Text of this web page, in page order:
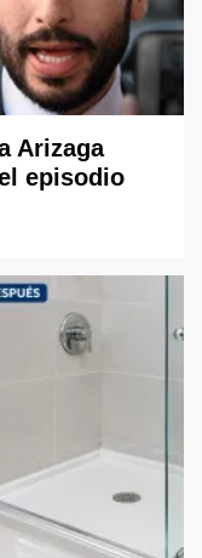
Arizaga
episodio